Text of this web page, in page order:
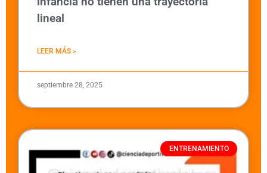
lineal
LEER MÁS »
septiembre 28, 2025
ENTRENAMIENTO